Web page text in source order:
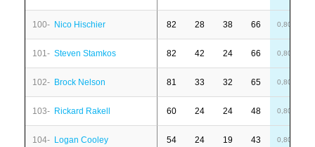
100- Nico Hischier 82 28 38 66 0,80
101- Steven Stamkos 82 42 24 66 0,80
102- Brock Nelson 81 33 32 65 0,80
103- Rickard Rakell 60 24 24 48 0,80
104- Logan Cooley 54 24 19 43 0,80